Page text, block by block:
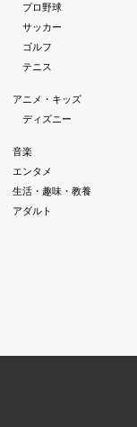
プロ野球
サッカー
ゴルフ
テニス
アニメ・キッズ
ディズニー
音楽
エンタメ
生活・趣味・教養
アダルト